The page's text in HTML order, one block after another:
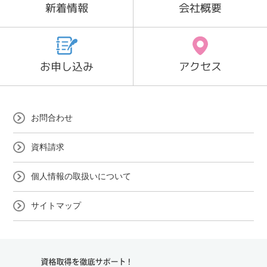
新着情報 会社概要
お申し込み アクセス
お問合わせ
資料請求
個人情報の取扱いについて
サイトマップ